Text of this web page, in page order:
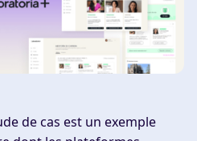
de cas est un exemple